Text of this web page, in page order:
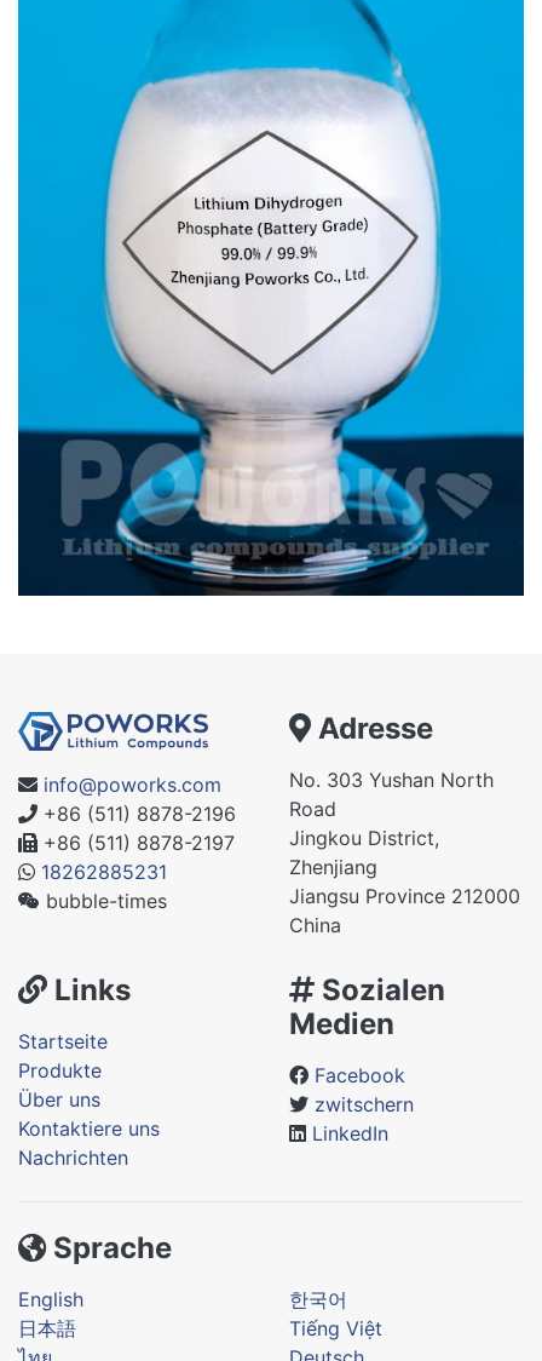
info@poworks.com
+86 (511) 8878-2196
+86 (511) 8878-2197
18262885231
bubble-times
Adresse
No. 303 Yushan North
Road
Jingkou District,
Zhenjiang
Jiangsu Province 212000
China
Links
Startseite
Produkte
Über uns
Kontaktiere uns
Nachrichten
Sozialen
Medien
Facebook
zwitschern
LinkedIn
Sprache
English
한국어
日本語
Tiếng Việt